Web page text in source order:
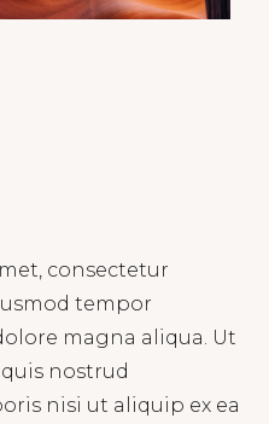
consectetur
tempor
magna aliqua. Ut
nostrud
nisi ut aliquip ex ea